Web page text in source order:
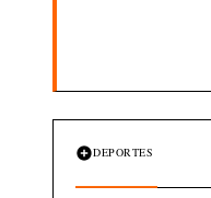
DEPORTES